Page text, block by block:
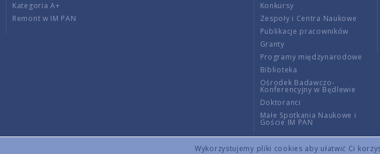
Wykorzystujemy pliki cookies aby ułatwić Ci
Kategoria A+
Remont w IM PAN
Konkursy
Zespoły i Centra Naukowe
Publikacje pracowników
Granty
Programy międzynarodowe
Biblioteka
Ośrodek Badawczo-
Konferencyjny w Będlewie
Doktoranci
Małe Spotkania Naukowe i
Goście IM PAN